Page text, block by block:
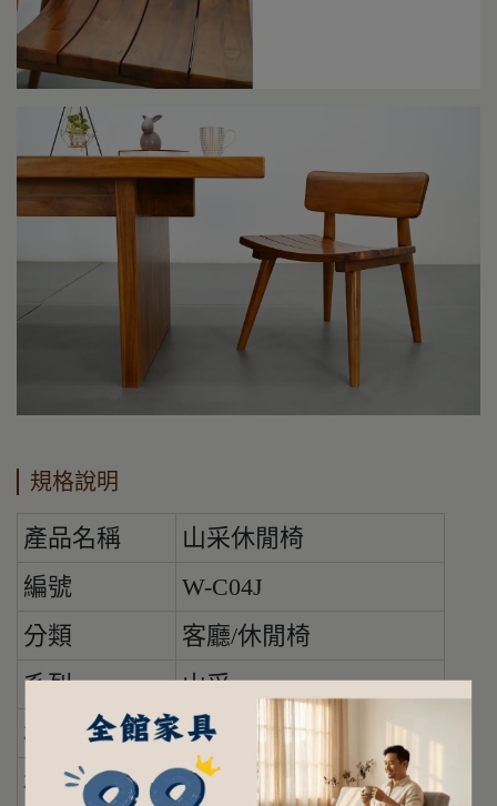
規格說明
產品名稱
山采休閒椅
編號
W-C04J
分類
客廳/休閒椅
系列
山采
材質
原木
材質說明
100%柚木